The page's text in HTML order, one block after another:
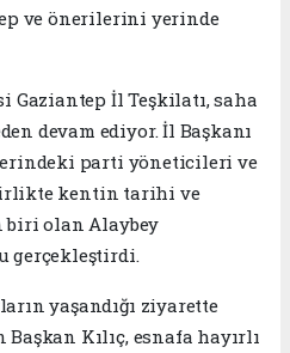
ve önerilerini yerinde
İl Teşkilatı, saha
devam ediyor. İl Başkanı
parti yöneticileri ve
kentin tarihi ve
olan Alaybey
gerçekleştirdi.
yaşandığı ziyarette
Kılıç, esnafa hayırlı